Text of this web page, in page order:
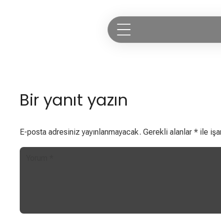
Bir yanıt yazın
E-posta adresiniz yayınlanmayacak. Gerekli alanlar * ile